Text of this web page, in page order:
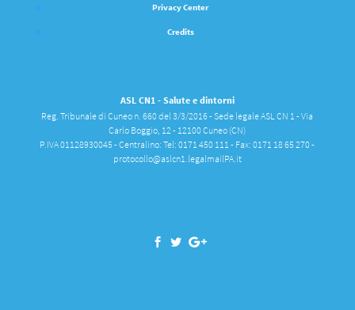
Privacy Center
Credits
ASL CN1 - Salute e dintorni
Reg. Tribunale di Cuneo n. 660 del 3/3/2016 - Sede legale ASL CN 1 - Via
Carlo Boggio, 12 - 12100 Cuneo (CN)
P.IVA 01128930045 - Centralino: Tel: 0171 450 111 - Fax: 0171 18 65 270 -
protocollo@aslcn1.legalmailPA.it